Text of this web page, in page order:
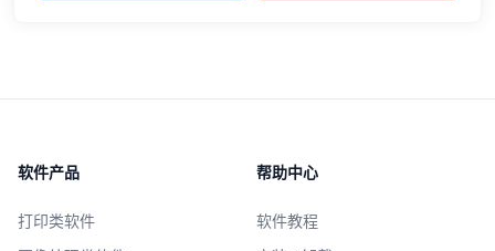
软件产品
打印类软件
帮助中心
软件教程